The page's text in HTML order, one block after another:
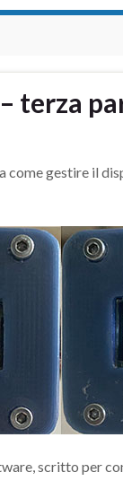
terza
gestire il
scritto per